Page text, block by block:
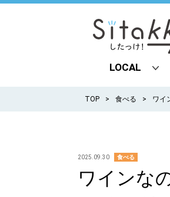
LOCAL
all
道北
道南
TOP 食べる ワイ
2025.09.30 食べる
ワインな